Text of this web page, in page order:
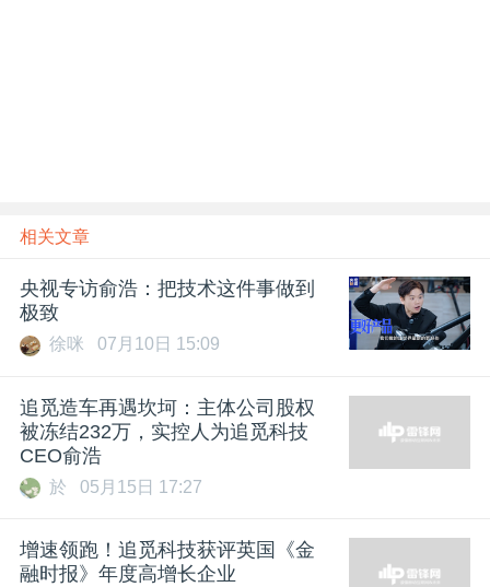
相关文章
央视专访俞浩：把技术这件事做到
极致
徐咪 07月10日 15:09
追觅造车再遇坎坷：主体公司股权
被冻结232万，实控人为追觅科技
CEO俞浩
於 05月15日 17:27
增速领跑！追觅科技获评英国《金
融时报》年度高增长企业